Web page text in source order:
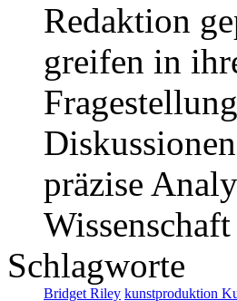
Redaktion
greifen in
präzise
Schlagworte
Bridget Riley kunstproduktion